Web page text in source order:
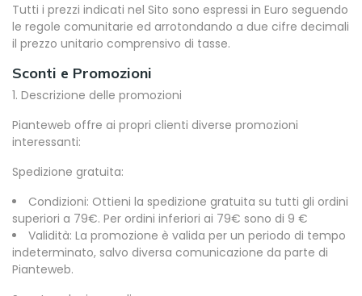
Tutti i prezzi indicati nel Sito sono espressi in Euro seguendo
le regole comunitarie ed arrotondando a due cifre decimali
il prezzo unitario comprensivo di tasse.
Sconti e Promozioni
1. Descrizione delle promozioni
Pianteweb offre ai propri clienti diverse promozioni
interessanti:
Spedizione gratuita:
Condizioni: Ottieni la spedizione gratuita su tutti gli ordini
superiori a 79€. Per ordini inferiori ai 79€ sono di 9 €
Validità: La promozione è valida per un periodo di tempo
indeterminato, salvo diversa comunicazione da parte di
Pianteweb.